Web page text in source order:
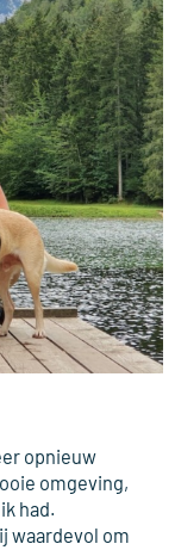
opnieuw
omgeving,
had.
waardevol om